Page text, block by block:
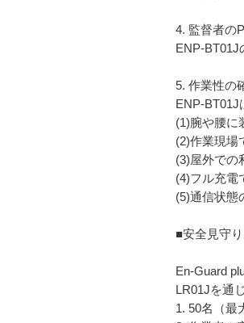
4. 監督者の
ENP-BT01J
5. 作業性の
ENP-BT01J
(1)腕や腰に
(2)作業現場
(3)屋外での
(4)フル充電
(5)通信状態
■安全見守
En-Guard
LR01Jを通
1. 50名（最